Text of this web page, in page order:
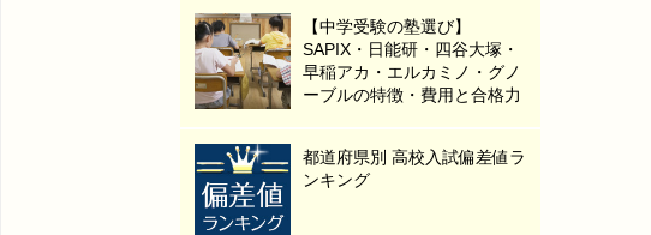
【中学受験の塾選び】
SAPIX・日能研・四谷大塚・
早稲アカ・エルカミノ・グノ
ーブルの特徴・費用と合格力
都道府県別 高校入試偏差値ラ
ンキング